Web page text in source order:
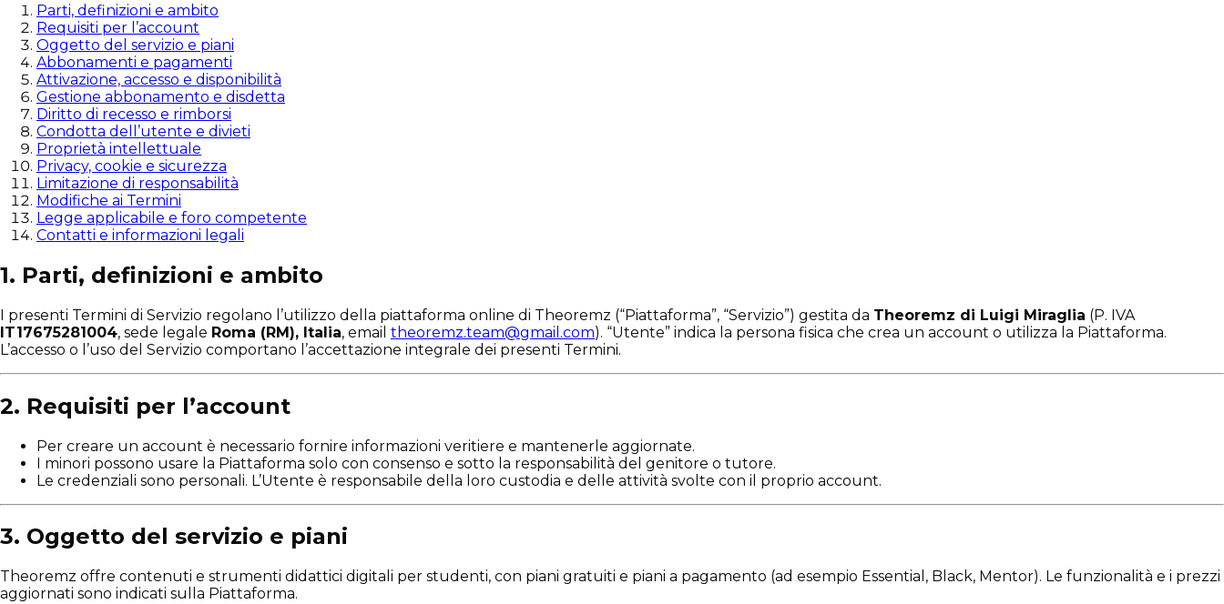
Parti, definizioni e ambito
Requisiti per l’account
Oggetto del servizio e piani
Abbonamenti e pagamenti
Attivazione, accesso e disponibilità
Gestione abbonamento e disdetta
Diritto di recesso e rimborsi
Condotta dell’utente e divieti
Proprietà intellettuale
Privacy, cookie e sicurezza
Limitazione di responsabilità
Modifiche ai Termini
Legge applicabile e foro competente
Contatti e informazioni legali
1. Parti, definizioni e ambito
I presenti Termini di Servizio regolano l’utilizzo della piattaforma online di Theoremz (“Piattaforma”, “Servizio”) gestita da Theoremz di Luigi Miraglia (P. IVA
IT17675281004, sede legale Roma (RM), Italia, email theoremz.team@gmail.com). “Utente” indica la persona fisica che crea un account o utilizza la Piattaforma.
L’accesso o l’uso del Servizio comportano l’accettazione integrale dei presenti Termini.
2. Requisiti per l’account
Per creare un account è necessario fornire informazioni veritiere e mantenerle aggiornate.
I minori possono usare la Piattaforma solo con consenso e sotto la responsabilità del genitore o tutore.
Le credenziali sono personali. L’Utente è responsabile della loro custodia e delle attività svolte con il proprio account.
3. Oggetto del servizio e piani
Theoremz offre contenuti e strumenti didattici digitali per studenti, con piani gratuiti e piani a pagamento (ad esempio Essential, Black, Mentor). Le funzionalità e i prezzi
aggiornati sono indicati sulla Piattaforma.